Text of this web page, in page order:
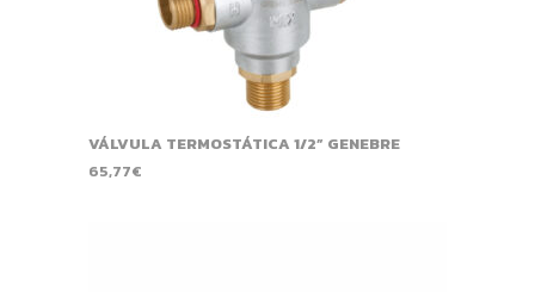
VÁLVULA TERMOSTÁTICA 1/2” GENEBRE
65,77€